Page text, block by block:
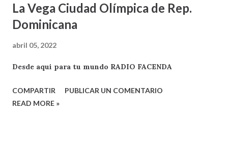
La Vega Ciudad Olímpica de Rep.
Dominicana
abril 05, 2022
Desde aqui para tu mundo RADIO FACENDA
COMPARTIR
PUBLICAR UN COMENTARIO
READ MORE »